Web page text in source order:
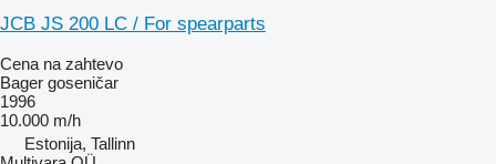
JCB JS 200 LC / For spearparts
Cena na zahtevo
Bager goseničar
1996
10.000 m/h
Estonija, Tallinn